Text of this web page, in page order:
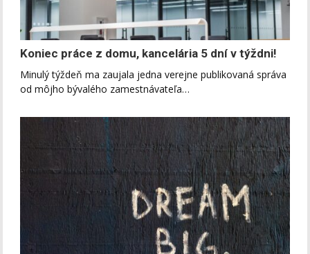
Koniec práce z domu, kancelária 5 dní v týždni!
Minulý týždeň ma zaujala jedna verejne publikovaná správa
od môjho bývalého zamestnávateľa…